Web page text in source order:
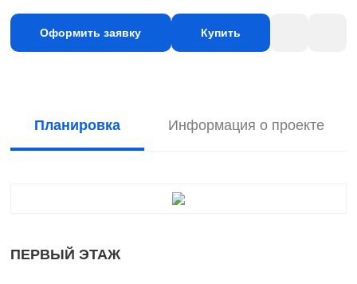
Оформить заявку Купить
Планировка Информация о проекте
ПЕРВЫЙ ЭТАЖ